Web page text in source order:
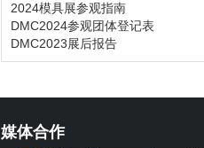
2024模具展参观指南
DMC2024参观团体登记表
DMC2023展后报告
媒体合作